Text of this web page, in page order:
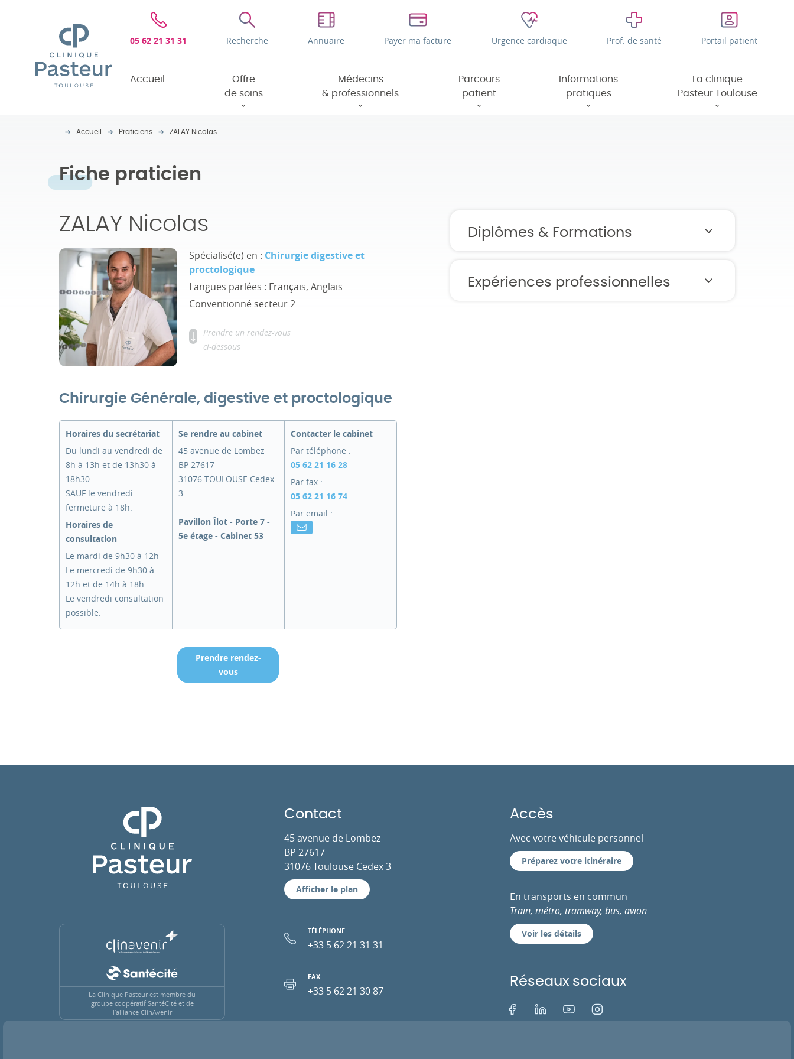
Clinique Pasteur
05 62 21 31 31 Recherche Annuaire Payer ma facture Urgence cardiaque Prof. de santé Portail patient
Accueil
Offre
de soins
Médecins
& professionnels
Parcours
patient
Informations
pratiques
La clinique
Pasteur Toulouse
Accueil Praticiens ZALAY Nicolas
Fiche praticien
ZALAY Nicolas
Spécialisé(e) en : Chirurgie digestive et
proctologique
Langues parlées : Français, Anglais
Conventionné secteur 2
Prendre un rendez-vous
ci-dessous
Chirurgie Générale, digestive et proctologique
Horaires du secrétariat
Du lundi au vendredi de
8h à 13h et de 13h30 à
18h30
SAUF le vendredi
fermeture à 18h.
Horaires de
consultation
Le mardi de 9h30 à 12h
Le mercredi de 9h30 à
12h et de 14h à 18h.
Le vendredi consultation
possible.
Se rendre au cabinet
45 avenue de Lombez
BP 27617
31076 TOULOUSE Cedex
3
Pavillon Îlot - Porte 7 -
5e étage - Cabinet 53
Contacter le cabinet
Par téléphone :
05 62 21 16 28
Par fax :
05 62 21 16 74
Par email :
Prendre rendez-
vous
Diplômes & Formations
Expériences professionnelles
Clinique Pasteur
La Clinique Pasteur est membre du
groupe coopératif SantéCité et de
l’alliance ClinAvenir
Contact
45 avenue de Lombez
BP 27617
31076 Toulouse Cedex 3
Afficher le plan
TÉLÉPHONE
+33 5 62 21 31 31
FAX
+33 5 62 21 30 87
Accès
Avec votre véhicule personnel
Préparez votre itinéraire
En transports en commun
Train, métro, tramway, bus, avion
Voir les détails
Réseaux sociaux
FacebookLinkedIn Youtube Instagram